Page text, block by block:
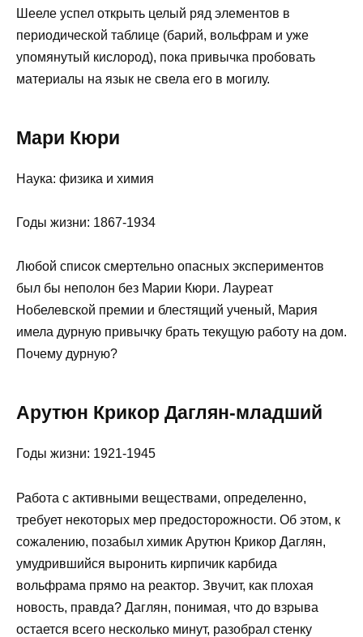
Шееле успел открыть целый ряд элементов в
периодической таблице (барий, вольфрам и уже
упомянутый кислород), пока привычка пробовать
материалы на язык не свела его в могилу.
Мари Кюри
Наука: физика и химия
Годы жизни: 1867-1934
Любой список смертельно опасных экспериментов
был бы неполон без Марии Кюри. Лауреат
Нобелевской премии и блестящий ученый, Мария
имела дурную привычку брать текущую работу на дом.
Почему дурную?
Арутюн Крикор Даглян-младший
Годы жизни: 1921-1945
Работа с активными веществами, определенно,
требует некоторых мер предосторожности. Об этом, к
сожалению, позабыл химик Арутюн Крикор Даглян,
умудрившийся выронить кирпичик карбида
вольфрама прямо на реактор. Звучит, как плохая
новость, правда? Даглян, понимая, что до взрыва
остается всего несколько минут, разобрал стенку